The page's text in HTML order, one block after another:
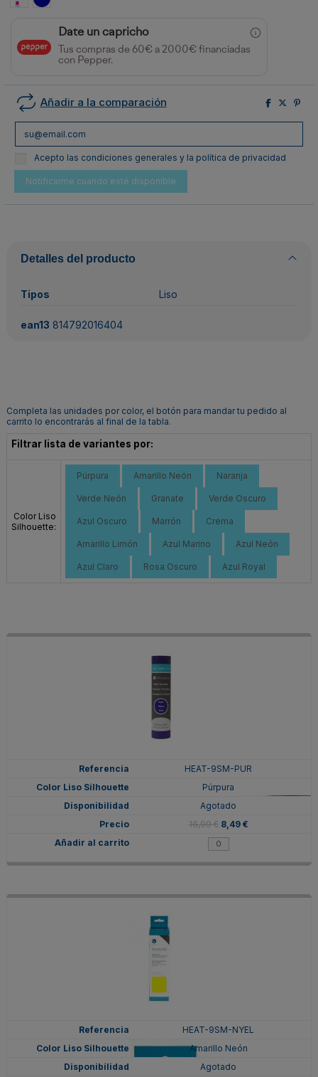
Date un capricho
Tus compras de 60€ a 2000€ financiadas
con Pepper.
Añadir a la comparación
Acepto las condiciones generales y la política de privacidad
Detalles del producto
Tipos Liso
ean13 814792016404
Completa las unidades por color, el botón para mandar tu pedido al
carrito lo encontrarás al final de la tabla.
Filtrar lista de variantes por:
Color Liso
Silhouette:
Púrpura Amarillo Neón Naranja
Verde Neón Granate Verde Oscuro
Azul Oscuro Marrón Crema
Amarillo Limón Azul Marino Azul Neón
Azul Claro Rosa Oscuro Azul Royal
HEAT-9SM-PUR
Púrpura
Agotado
16,99 € 8,49 €
HEAT-9SM-NYEL
Amarillo Neón
Agotado